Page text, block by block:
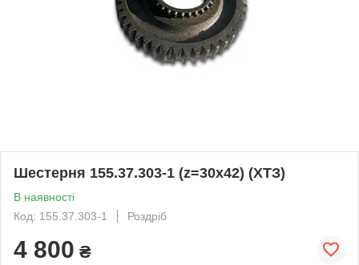
Шестерня 155.37.303-1 (z=30x42) (ХТЗ)
В наявності
Код: 155.37.303-1
Роздріб
4 800 ₴